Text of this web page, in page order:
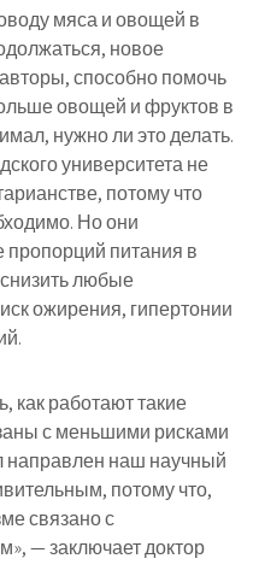
мяса и овощей в
новое
способно помочь
овощей и фруктов в
нужно ли это делать.
университета не
потому что
Но они
питания в
любые
ожирения, гипертонии
как работают такие
с меньшими рисками
направлен наш научный
потому что,
связано с
— заключает доктор